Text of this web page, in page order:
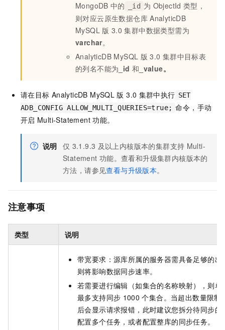
MongoDB 中的 _id 为 ObjectId 类型，
则对应云原生数据仓库 AnalyticDB
MySQL 版 3.0 集群中数据类型需为
varchar。
AnalyticDB MySQL 版 3.0 集群中目标表
的列名不能为 _id 和 _value。
请在目标 AnalyticDB MySQL 版 3.0 集群中执行 SET
ADB_CONFIG ALLOW_MULTI_QUERIES=true; 命令，手动
开启 Multi-Statement 功能。
说明 仅 3.1.9.3 及以上内核版本的集群支持 Multi-
Statement 功能。查看和升级集群内核版本的
方法，请参见查看与升级版本。
注意事项
类型 说明
带宽要求：源库所属的服务器需具备足够的出
则将影响数据同步速率。
若需要进行编辑（如集合的名称映射），则单
最多支持同步 1000 个集合。当超出数量限制
后会显示请求报错，此时建议您拆分待同步的
配置多个任务，或者配置整库的同步任务。